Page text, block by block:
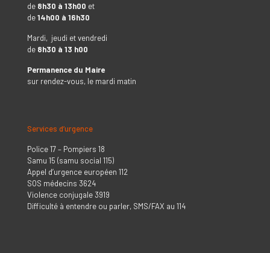
de 8h30 à 13h00 et
de14h00 à 16h30
Mardi, jeudi et vendredi
de 8h30 à 13 h00
Permanence du Maire
sur rendez-vous, le mardi matin
Services d’urgence
Police 17 – Pompiers 18
Samu 15 (samu social 115)
Appel d’urgence européen 112
SOS médecins 3624
Violence conjugale 3919
Difficulté à entendre ou parler, SMS/FAX au 114